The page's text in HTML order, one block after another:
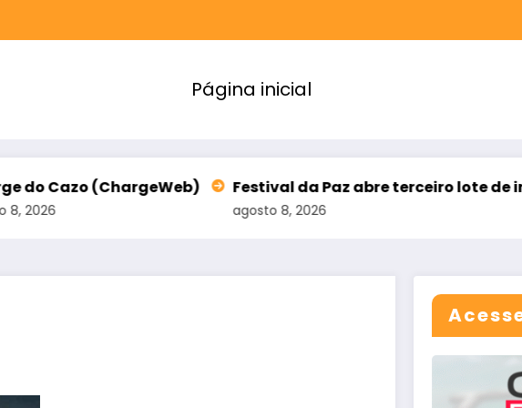
Página inicial
Festival da Paz abre terceiro lote de ingressos no